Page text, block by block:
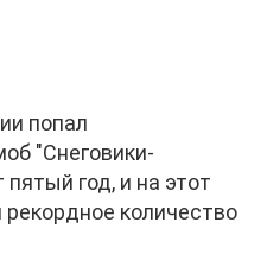
попал
"Снеговики-
пятый год, и на этот
рекордное количество